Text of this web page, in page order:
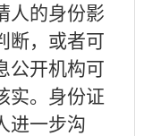
人的身份影
断，或者可
公开机构可
实。身份证
进一步沟